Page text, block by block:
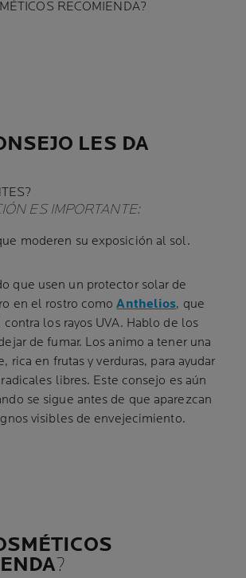
RECOMIENDA?
LES DA
ES IMPORTANTE:
moderen su exposición al sol.
que usen un protector solar de
en el rostro comoAnthelios, que
los rayos UVA. Hablo de los
de fumar. Los animo a tener una
rica en frutas y verduras, para ayudar
libres. Este consejo es aún
se sigue antes de que aparezcan
visibles de envejecimiento.
?